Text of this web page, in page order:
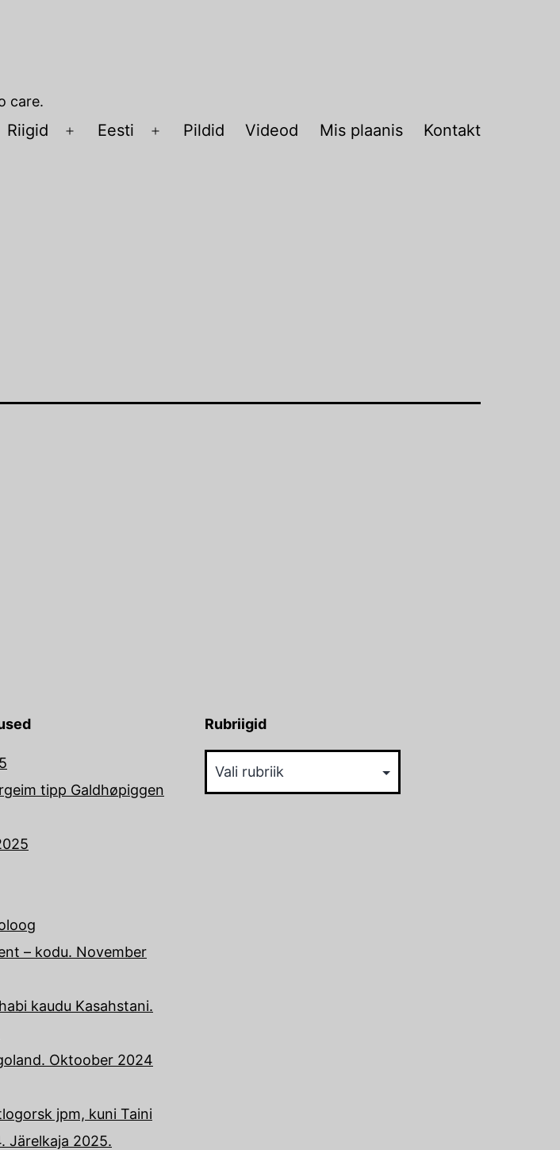
care.
Riigid
Open
Eesti
Open
Pildid Videod Mis plaanis Kontakt
tipp Galdhøpiggen
– kodu. November
kaudu Kasahstani.
Oktoober 2024
jpm, kuni Taini
Järelkaja 2025.
Rubriigid